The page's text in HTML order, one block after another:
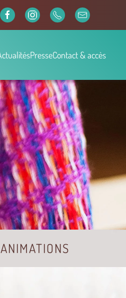
PresseContact & accès